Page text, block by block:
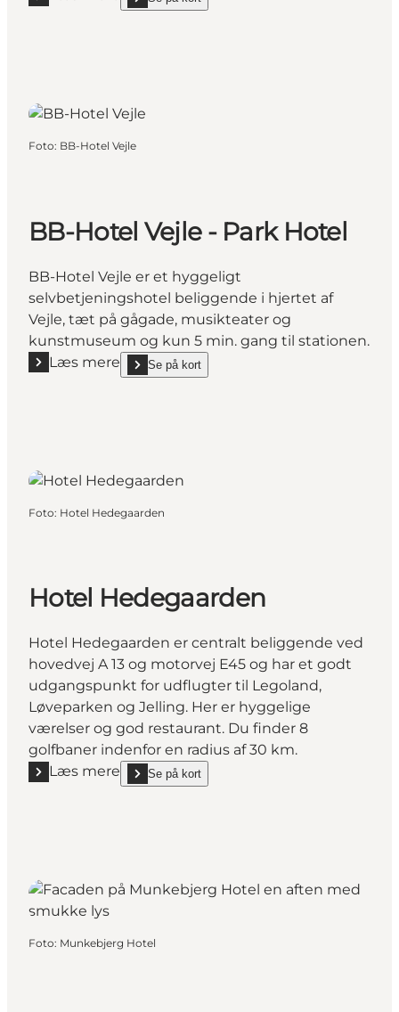
Læs mere "Cabinn Vejle"
show Cabinn Vejle on_map
Foto: BB-Hotel Vejle
BB-Hotel Vejle - Park Hotel
BB-Hotel Vejle er et hyggeligt
selvbetjeningshotel beliggende i hjertet af
Vejle, tæt på gågade, musikteater og
kunstmuseum og kun 5 min. gang til stationen.
Læs mere
Læs mere "BB-Hotel Vejle - Park Hotel"
Se på kort
show BB-Hotel Vejle - Park Hotel on_map
Foto: Hotel Hedegaarden
Hotel Hedegaarden
Hotel Hedegaarden er centralt beliggende ved
hovedvej A 13 og motorvej E45 og har et godt
udgangspunkt for udflugter til Legoland,
Løveparken og Jelling. Her er hyggelige
værelser og god restaurant. Du finder 8
golfbaner indenfor en radius af 30 km.
Læs mere
Læs mere "Hotel Hedegaarden"
Se på kort
show Hotel Hedegaarden on_map
Foto: Munkebjerg Hotel